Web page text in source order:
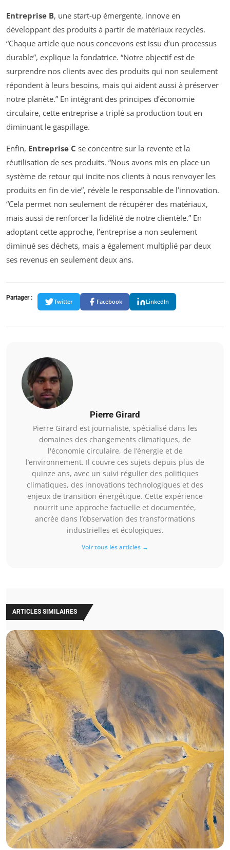
Entreprise B, une start-up émergente, innove en
développant des produits à partir de matériaux recyclés.
“Chaque article que nous concevons est issu d’un processus
durable”, explique la fondatrice. “Notre objectif est de
surprendre nos clients avec des produits qui non seulement
répondent à leurs besoins, mais qui aident aussi à préserver
notre planète.” En intégrant des principes d’économie
circulaire, cette entreprise a triplé sa production tout en
diminuant le gaspillage.
Enfin, Entreprise C se concentre sur la revente et la
réutilisation de ses produits. “Nous avons mis en place un
système de retour qui incite nos clients à nous renvoyer les
produits en fin de vie”, révèle le responsable de l’innovation.
“Cela permet non seulement de récupérer des matériaux,
mais aussi de renforcer la fidélité de notre clientèle.” En
adoptant cette approche, l’entreprise a non seulement
diminué ses déchets, mais a également multiplié par deux
ses revenus en seulement deux ans.
Partager :
Twitter Facebook LinkedIn
Pierre Girard
Pierre Girard est journaliste, spécialisé dans les
domaines des changements climatiques, de
l'économie circulaire, de l’énergie et de
l’environnement. Il couvre ces sujets depuis plus de
quinze ans, avec un suivi régulier des politiques
climatiques, des innovations technologiques et des
enjeux de transition énergétique. Cette expérience
nourrit une approche factuelle et documentée,
ancrée dans l’observation des transformations
industrielles et écologiques.
Voir tous les articles →
ARTICLES SIMILAIRES